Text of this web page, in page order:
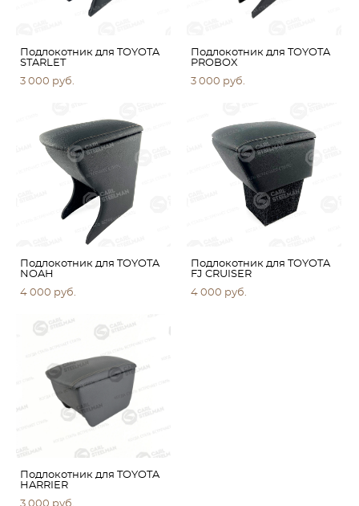
Подлокотник для TOYOTA
STARLET
3 000 pуб.
Подлокотник для TOYOTA
PROBOX
3 000 pуб.
Подлокотник для TOYOTA
NOAH
4 000 pуб.
Подлокотник для TOYOTA
FJ CRUISER
4 000 pуб.
Подлокотник для TOYOTA
HARRIER